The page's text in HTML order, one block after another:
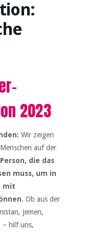
2023
Wir zeigen
Menschen auf der
die das
muss, um in
mit
Ob aus der
Jemen,
– hilf uns,